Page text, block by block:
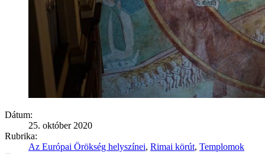
Dátum:
25. október 2020
Rubrika:
Az Európai Örökség helyszínei, Rimai körút, Templomok